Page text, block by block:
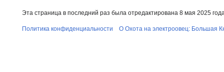
Эта страница в последний раз была отредактирована 8 мая 2025
Политика конфиденциальности О Охота на электроовец: Большая